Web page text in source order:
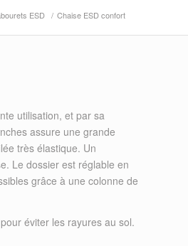
ESD / Chaise ESD confort
utilisation, et par sa
assure une grande
très élastique. Un
Le dossier est réglable en
grâce à une colonne de
éviter les rayures au sol.